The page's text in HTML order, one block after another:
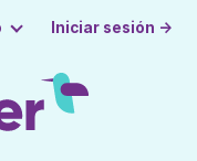
Iniciar sesión →